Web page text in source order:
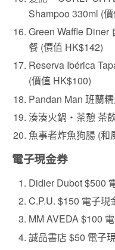
Shampoo 330ml (
Green Waffle Diner
餐 (價值 HK$142)
Reserva Ibérica
(價值 HK$100)
Pandan Man 班蘭
湊湊火鍋・茶憩 茶
魚事者炸魚狗腸 (和
電子現金券
Didier Dubot $500
C.P.U. $150 電子現
MM AVEDA $100
誠品書店 $50 電子